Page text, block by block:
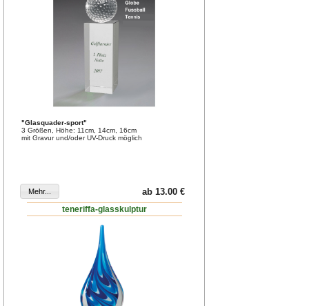
"Glasquader-sport"
3 Größen, Höhe: 11cm, 14cm, 16cm
mit Gravur und/oder UV-Druck möglich
ab 13.00 €
teneriffa-glasskulptur